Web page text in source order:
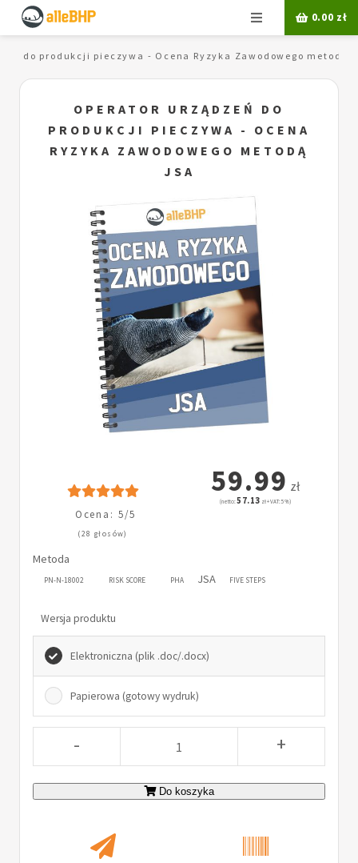
Menu 0.00 zł
do produkcji pieczywa - Ocena Ryzyka Zawodowego metodą
OPERATOR URZĄDZEŃ DO
PRODUKCJI PIECZYWA - OCENA
RYZYKA ZAWODOWEGO METODĄ
JSA
Ocena: 5/5
(28 głosów)
59.99 zł
(netto:57.13 zł + VAT: 5%)
Metoda
PN-N-18002 RISK SCORE PHA JSA FIVE STEPS
Wersja produktu
Elektroniczna (plik .doc/.docx)
Papierowa (gotowy wydruk)
- +
Do koszyka